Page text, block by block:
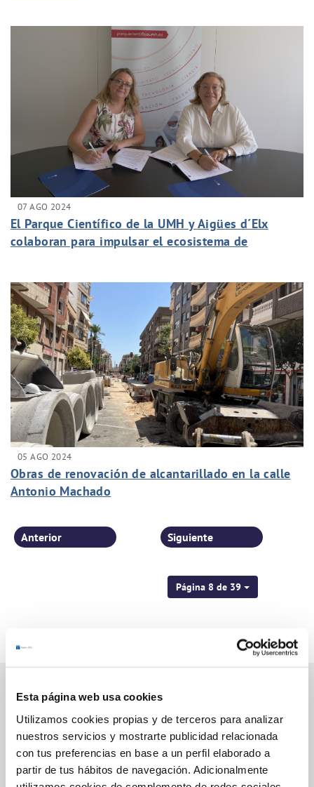
Esta página web usa cookies
Utilizamos cookies propias y de terceros para analizar
nuestros servicios y mostrarte publicidad relacionada
con tus preferencias en base a un perfil elaborado a
partir de tus hábitos de navegación. Adicionalmente
07 AGO 2024
El Parque Científico de la UMH y Aigües d´Elx
colaboran para impulsar el ecosistema de
05 AGO 2024
Obras de renovación de alcantarillado en la calle
Antonio Machado
Página 8 de 39
Anterior Siguiente
Gestiones Online
FACTURAS, PAGOS Y CONSUMOS